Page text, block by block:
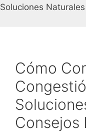
Soluciones
Cómo
Consejos